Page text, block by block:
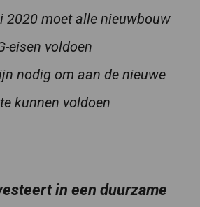
2020 moet alle nieuwbouw
eisen voldoen
nodig om aan de nieuwe
kunnen voldoen
in een duurzame